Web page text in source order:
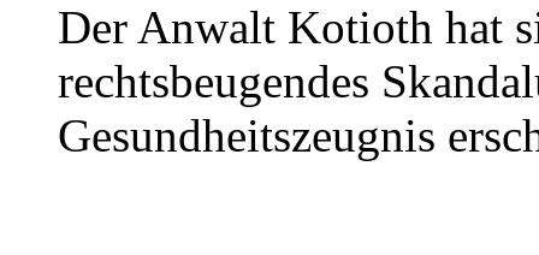
Der Anwalt Kotioth hat
rechtsbeugendes
Gesundheitszeugnis